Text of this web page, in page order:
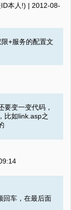
本人!) | 2012-08-
+服务的配置文
要变一变代码，
比如link.asp之
回车，在最后面